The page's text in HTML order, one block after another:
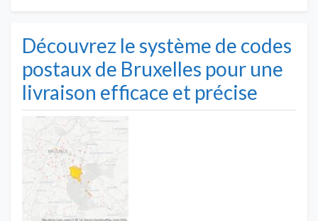
Découvrez le système de codes
postaux de Bruxelles pour une
livraison efficace et précise